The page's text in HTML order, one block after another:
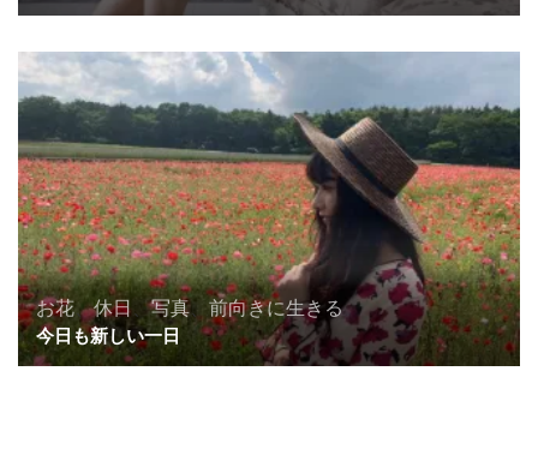
お花、休日、写真、 前向きに生きる
今日も新しい一日